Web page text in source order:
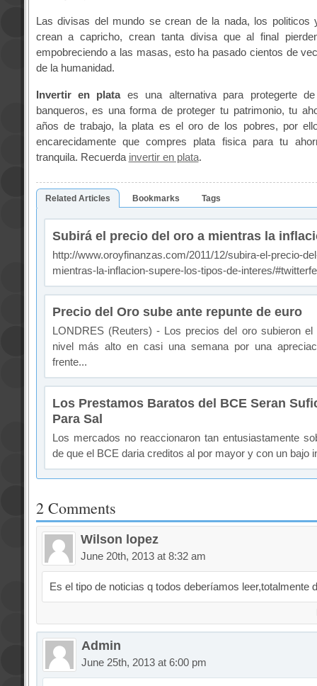
Las divisas del mundo se crean de la nada, los politicos
crean a capricho, crean tanta divisa que al final
empobreciendo a las masas, esto ha pasado cientos de
de la humanidad.
Invertir en plataes una alternativa para protegerte
banqueros, es una forma de proteger tu patrimonio, tu
años de trabajo, la plata es el oro de los pobres, por
encarecidamente que compres plata fisica para tu
tranquila. Recuerda invertir en plata.
Related Articles Bookmarks Tags
Subirá el precio del oro a mientras la
http://www.oroyfinanzas.com/2011/12/subira-el-precio-
mientras-la-inflacion-supere-los-tipos-de-interes/
Precio del Oro sube ante repunte de euro
LONDRES (Reuters) - Los precios del oro subieron
nivel más alto en casi una semana por una
frente...
Los Prestamos Baratos del BCE Seran
Para Sal
Los mercados no reaccionaron tan entusiastamente
de que el BCE daria creditos al por mayor y con un bajo
2 Comments
Wilson lopez
June 20th, 2013 at 8:32 am
Es el tipo de noticias q todos deberíamos leer,totalmente
Admin
June 25th, 2013 at 6:00 pm